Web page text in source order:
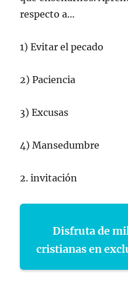
respecto a…
1) Evitar el pecado
2) Paciencia
3) Excusas
4) Mansedumbre
2. invitación
Disfruta de
cristianas en